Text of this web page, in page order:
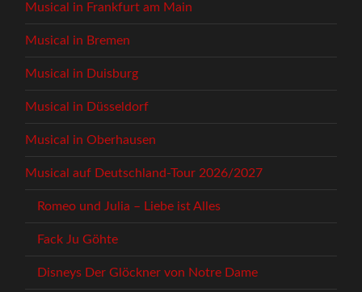
Musical in Frankfurt am Main
Musical in Bremen
Musical in Duisburg
Musical in Düsseldorf
Musical in Oberhausen
Musical auf Deutschland-Tour 2026/2027
Romeo und Julia – Liebe ist Alles
Fack Ju Göhte
Disneys Der Glöckner von Notre Dame